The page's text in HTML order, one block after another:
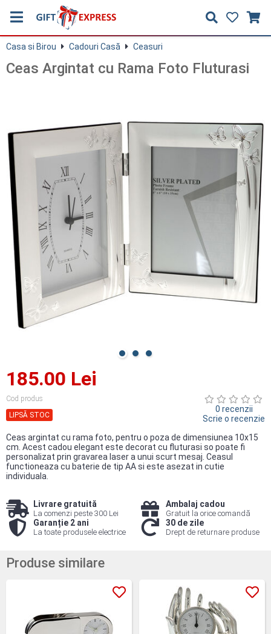
Casa si Birou Cadouri Casă Ceasuri
Ceas Argintat cu Rama Foto Fluturasi
185.00 Lei
Cod produs
LIPSĂ STOC
0 recenzii
Scrie o recenzie
Ceas argintat cu rama foto, pentru o poza de dimensiunea 10x15
cm. Acest cadou elegant este decorat cu fluturasi so poate fi
personalizat prin gravarea laser a unui scurt mesaj. Ceasul
functioneaza cu baterie de tip AA si este asezat in cutie
individuala.
Livrare gratuită
La comenzi peste 300 Lei
Ambalaj cadou
Gratuit la orice comandă
Garanție 2 ani
La toate produsele electrice
30 de zile
Drept de returnare produse
Produse similare